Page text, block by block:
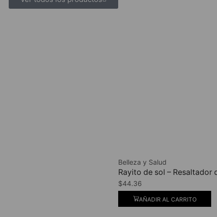
Belleza y Salud
Rayito de sol – Resaltador
$44.36
AÑADIR AL CARRITO